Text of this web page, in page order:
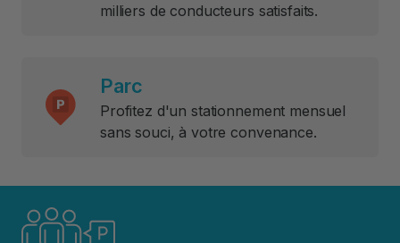
milliers de conducteurs satisfaits.
Parc
Profitez d'un stationnement mensuel
sans souci, à votre convenance.